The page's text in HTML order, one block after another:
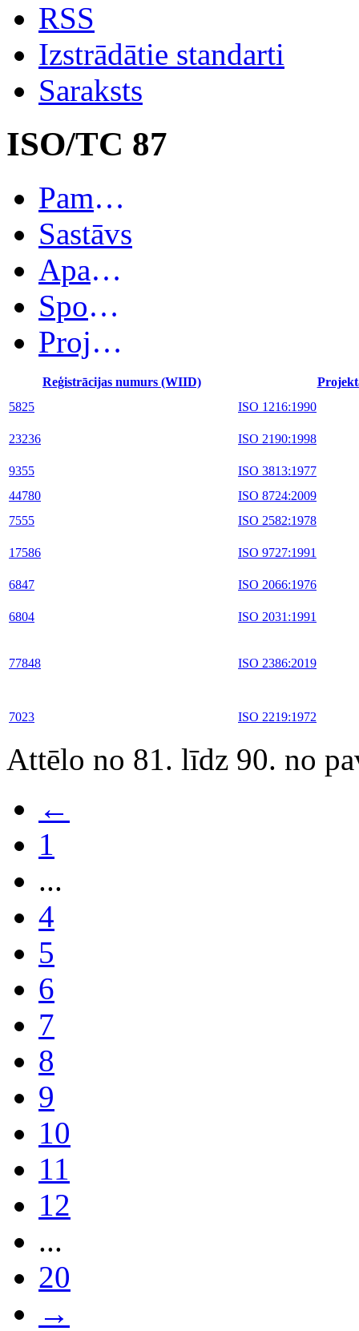
RSS
Izstrādātie standarti
Saraksts
ISO/TC 87
Pamatinformācija
Sastāvs
Apakškomitejas
Spoguļkomitejas
Projekti
Reģistrācijas numurs (WIID)
5825
ISO 1216:1990
23236 ISO 2190:1998
9355
ISO 3813:1977
44780
ISO 8724:2009
7555
ISO 2582:1978
17586 ISO 9727:1991
6847 ISO 2066:1976
6804 ISO 2031:1991
77848 ISO 2386:2019
7023 ISO 2219:1972
Attēlo no 81. līdz 90. no
←
1
...
4
5
6
7
8
9
10
11
12
...
20
→